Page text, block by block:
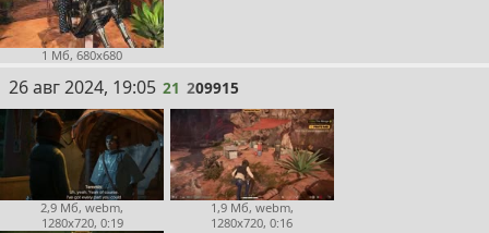
1 Мб, 680x680
21
26 авг 2024, 19:05 21 209915
2,9 Мб, webm,
1280x720, 0:19
1,9 Мб, webm,
1280x720, 0:16